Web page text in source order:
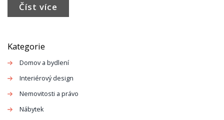
Číst více
Kategorie
Domov a bydlení
Interiérový design
Nemovitosti a právo
Nábytek